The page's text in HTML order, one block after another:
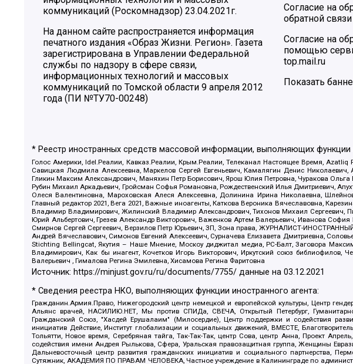
коммуникаций (Роскомнадзор) 23.04.2021г.
На данном сайте распространяется информация
печатного издания «Образ Жизни. Регион». Газета
зарегистрирована в Управлении Федеральной
службы по надзору в сфере связи,
информационных технологий и массовых
коммуникаций по Томской области 9 апреля 2012
года (ПИ №ТУ70-00248)
Согласие на
обратной связи
Согласие на
помощью
top.mail.ru
Показать
* Реестр иностранных средств массовой информации, выполняющих функции
Голос Америки, Idel.Реалии, Кавказ.Реалии, Крым.Реалии, Телеканал Настоящее Время, Azatliq
Савицкая Людмила Алексеевна, Маркелов Сергей Евгеньевич, Камалягин Денис
Гликин Максим Александрович, Маняхин Петр Борисович, Ярош Юлия Петровна, Чуракова
Рубин Михаил Аркадьевич, Гройсман Софья Романовна, Рождественский Илья Дмитриевич,
Олеся Валентиновна, Мароховская Алеся Алексеевна, Долинина Ирина Николаевна,
Главный редактор 2021, Вега 2021, Важные иноагенты, Каткова Вероника Вячеславовна,
Владимир Владимирович, Жилинский Владимир Александрович, Тихонов Михаил Сергеевич,
Юрий Альбертович, Грезев Александр Викторович, Важенков Артем Валерьевич, Иванова
Смирнов Сергей Сергеевич, Верзилов Петр Юрьевич, ЗП, Зона права, ЖУРНАЛИСТ-
Андрей Вячеславович, Симонов Евгений Алексеевич, Сурначева Елизавета Дмитриевна,
Stichting Bellingcat, Якутия – Наше Мнение, Москоу диджитал медиа, РС-Балт, Заговора
Владимирович, Как бы инагент, Кочетков Игорь Викторович, Иркутский союз библиофилов,
Валерьевич , Гималова Регина Эмилевна, Хисамова Регина Фаритовна
Источник: https://minjust.gov.ru/ru/documents/7755/ данные на03.12.2021
* Сведения реестра НКО, выполняющих функции иностранного агента:
Гражданин.Армия.Право, Нижегородский центр немецкой и европейской культуры, Центр
Альянс врачей, НАСИЛИЮ.НЕТ, Мы против СПИДа, СВЕЧА, Открытый Петербург,
Гражданский Союз, "Хасдей Ерушалаим" (Милосердие), Центр поддержки и содействия
инициатив Действие, Институт глобализации и социальных движений, ВМЕСТЕ,
Тольятти, Новое время, Серебряная тайга, Так-Так-Так, центр Сова, центр Анна, Проект
содействия имени Андрея Рылькова, Сфера, Уральская правозащитная группа, Женщины
Дальневосточный центр развития гражданских инициатив и социального партнерства,
Сутяжник, АКАДЕМИЯ ПО ПРАВАМ ЧЕЛОВЕКА, Частное учреждение в Калининграде по